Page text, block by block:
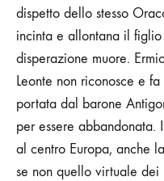
dispetto dello stesso
incinta e allontana il
disperazione muore.
Leonte non riconosce e
portata dal barone
per essere
al centro Europa, anche
se non quello virtuale